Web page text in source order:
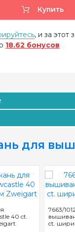
Купить
, и за этот
18.62 бонусов
для
40 ct.
7663/
ct.